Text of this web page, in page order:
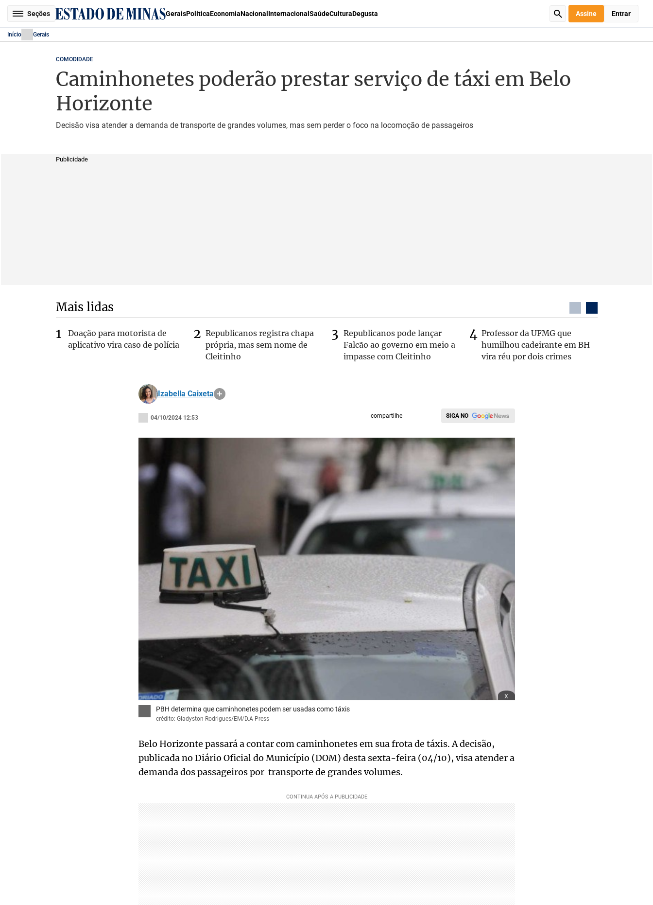
Seções GeraisPolíticaEconomiaNacional Internacional SaúdeCulturaDegusta Assine Entrar
Início Gerais
COMODIDADE
Caminhonetes poderão prestar serviço de táxi em Belo
Horizonte
Decisão visa atender a demanda de transporte de grandes volumes, mas sem perder o foco na locomoção de passageiros
Publicidade
Mais lidas
Doação para motorista de
aplicativo vira caso de polícia
Republicanos registra chapa
própria, mas sem nome de
Cleitinho
Republicanos pode lançar
Falcão ao governo em meio a
impasse com Cleitinho
Professor da UFMG que
humilhou cadeirante em BH
vira réu por dois crimes
Izabella Caixeta
04/10/2024 12:53 compartilhe SIGA NO
x
PBH determina que caminhonetes podem ser usadas como táxis
crédito: Gladyston Rodrigues/EM/D.A Press
Belo Horizonte passará a contar com caminhonetes em sua frota de táxis. A decisão,
publicada no Diário Oficial do Município (DOM) desta sexta-feira (04/10), visa atender a
demanda dos passageiros por transporte de grandes volumes.